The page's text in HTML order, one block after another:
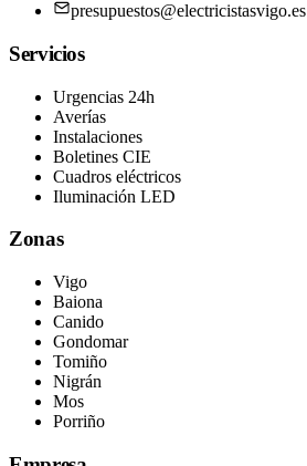
presupuestos@electricistasvigo.es
Servicios
Urgencias 24h
Averías
Instalaciones
Boletines CIE
Cuadros eléctricos
Iluminación LED
Zonas
Vigo
Baiona
Canido
Gondomar
Tomiño
Nigrán
Mos
Porriño